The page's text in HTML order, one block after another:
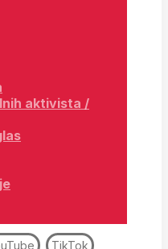
aktivista /
TikTok